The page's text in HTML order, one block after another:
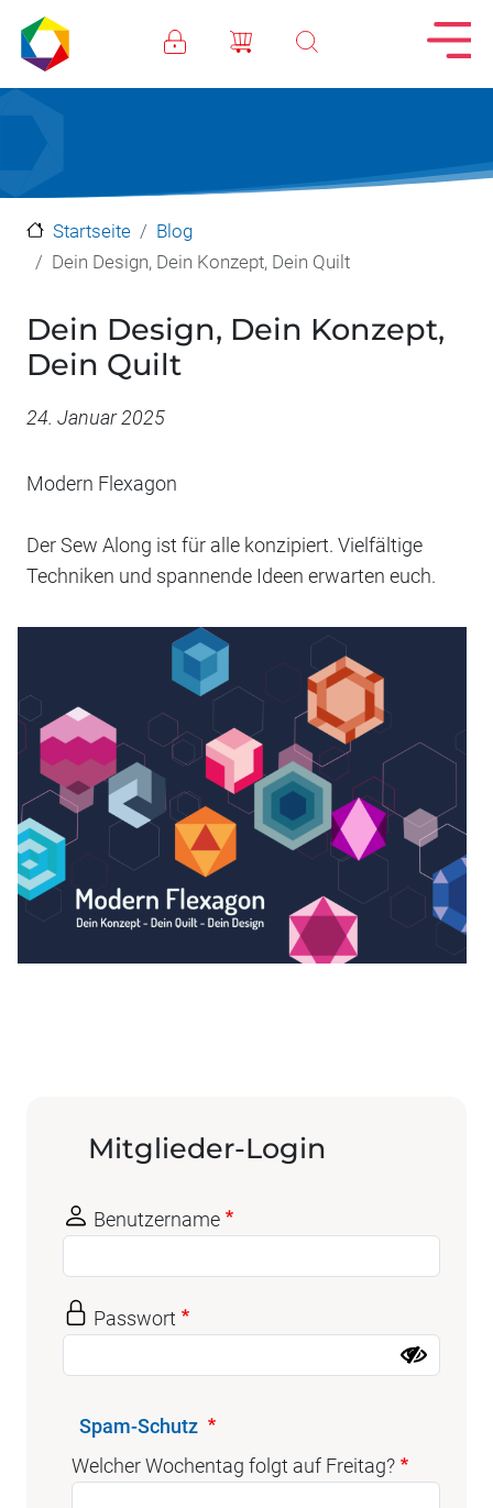
Direkt zum Inhalt
Startseite
Blog
Dein Design, Dein Konzept, Dein Quilt
Dein Design, Dein Konzept,
Dein Quilt
Datum
24. Januar 2025
Modern Flexagon
Der Sew Along ist für alle konzipiert. Vielfältige
Techniken und spannende Ideen erwarten euch.
Mitglieder-Login
Benutzername
Passwort
Spam-Schutz
Welcher Wochentag folgt auf Freitag?